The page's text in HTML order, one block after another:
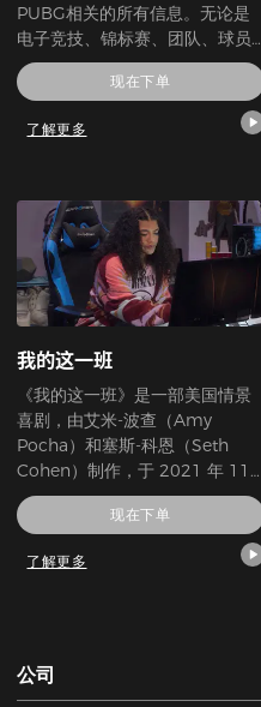
PUBG相关的所有信息。无论是
电子竞技、锦标赛、团队、球员
还是新闻。该平台还允许玩家通
过他们的梦幻联盟系统进行比赛
现在下单
了解更多
我的这一班
《我的这一班》是一部美国情景
喜剧，由艾米-波查（Amy
Pocha）和塞斯-科恩（Seth
Cohen）制作，于 2021 年 11
月 4 日在流媒体服务 HBO Max
上映。
现在下单
了解更多
公司